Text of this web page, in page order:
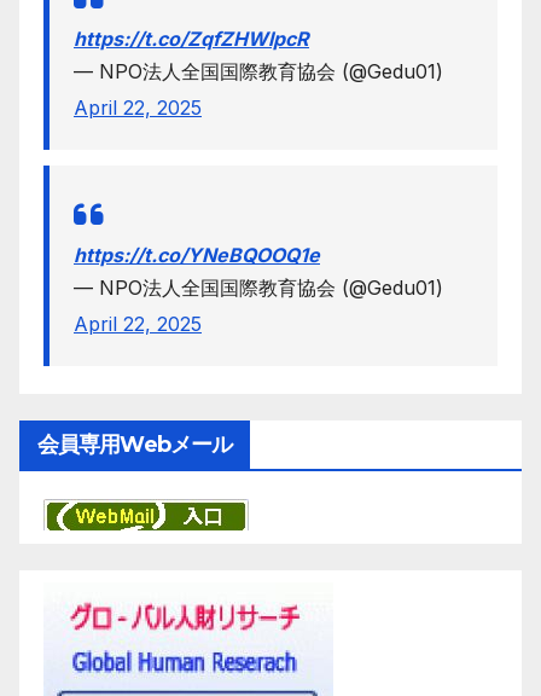
https://t.co/ZqfZHWlpcR
— NPO法人全国国際教育協会 (@Gedu01)
April 22, 2025
https://t.co/YNeBQOOQ1e
— NPO法人全国国際教育協会 (@Gedu01)
April 22, 2025
会員専用Webメール